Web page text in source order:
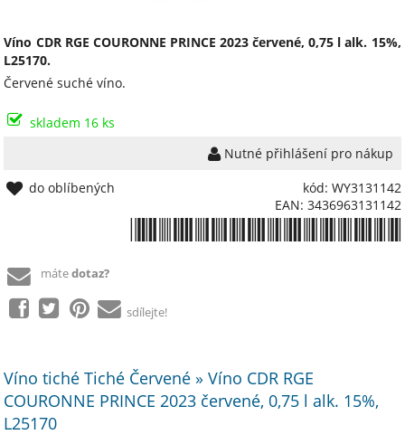
Víno CDR RGE COURONNE PRINCE 2023 červené, 0,75 l alk. 15%,
L25170.
Červené suché víno.
skladem 16 ks
Nutné přihlášení pro nákup
kód: WY3131142
EAN: 3436963131142
do oblíbených
mátedotaz?
sdílejte!
Víno tiché Tiché Červené » Víno CDR RGE
COURONNE PRINCE 2023 červené, 0,75 l alk. 15%,
L25170